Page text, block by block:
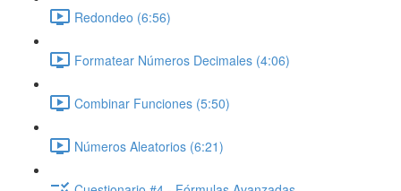
Redondeo (6:56)
Formatear Números Decimales (4:06)
Combinar Funciones (5:50)
Números Aleatorios (6:21)